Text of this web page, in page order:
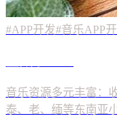
#APP开发#音乐APP